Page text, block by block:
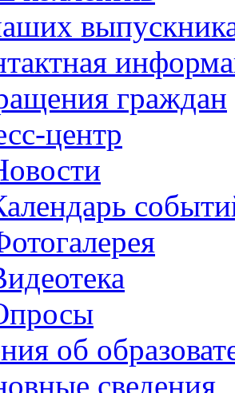
граждан
центр
об
сведения